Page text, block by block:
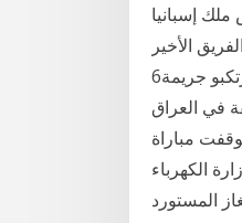
إسبانيا
6‏‏/6‏‏/1442 بعد الهجرة شعبان خلال حفل تأبيني بذكرى استشهاد الفريق سليماني ورفاقه: مرتكبو جريمة
اخبار الرياضة الحضور الجماهيري يوقف مباراة لمدة 36 دقيقة في العراق
لمدة 36 دقيقة في العراق توقفت مباراة
5‏‏/1442 بعد الهجرة قالت وزارة الكهرباء
المستورد